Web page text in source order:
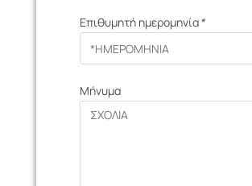
Επιθυμητή ημερομηνία*
Μήνυμα